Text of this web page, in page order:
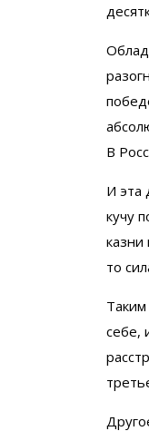
В
И эта
кучу
то
себе,